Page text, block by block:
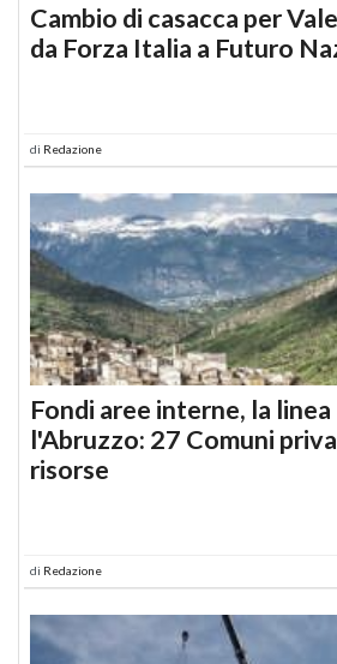
Cambio di casacca per
da Forza Italia a Futuro
di Redazione
Fondi aree interne, la
l'Abruzzo: 27 Comuni
risorse
di Redazione